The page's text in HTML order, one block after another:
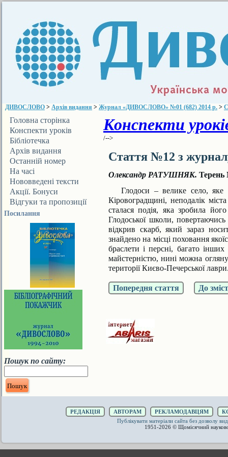
ДИВОСЛОВО > Архів видання > Журнал «ДИВОСЛОВО» №01 (682) 2014 р. >
Головна сторінка
Конспекти уроків
Бібліотечка
ДИВОСЛОВА
Архів видання
Останній номер
На часі
Нововведені тексти
Акції. Бонуси
Відгуки та пропозиції
Посилання
Пошук по сайту:
Конспекти
/-->
Стаття №12 з
Олександр РАТУШНЯК. Терень
Глодоси – велике село, яке
Кіровоградщині, неподалік
сталася подія, яка зробила
Глодоської школи,
відкрив скарб, який зараз
знайдено на місці поховання
браслети і персні, багато
майстерністю, нині можна
території Києво-Печерської
Попередня стаття До
РЕДАКЦІЯ АВТОРАМ РЕКЛАМОДАВЦЯМ
Публікувати матеріали сайта без дозволу
1951-2026 © Щомісячний